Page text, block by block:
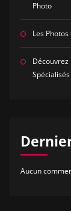
Photo
Les
Découvrez
Spécialisés
Aucun